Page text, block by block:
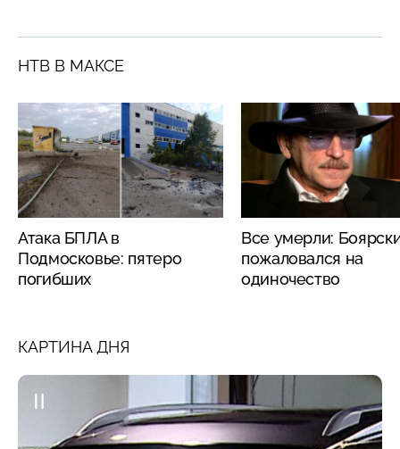
НТВ В МАКСЕ
Атака БПЛА в
Подмосковье: пятеро
погибших
Все умерли:
пожаловался на
одиночество
КАРТИНА ДНЯ